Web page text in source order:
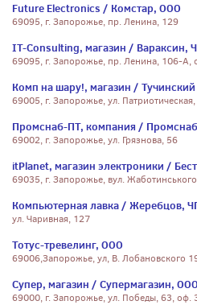
Future Electronics / Комстар, ООО
69095, г. Запорожье, пр. Ленина, 129
IT-Consulting, магазин / Вараксин,
69095, г. Запорожье, пр. Ленина, 106-А,
Комп на шару!, магазин /
69005, г. Запорожье, ул.
Промснаб-ПТ, компания /
69002, г. Запорожье, ул. Грязнова, 56
itPlanet, магазин электроники /
69035, г. Запорожье, вул.
Компьютерная лавка / Жеребцов,
ул. Чаривная, 127
Тотус-тревелинг, ООО
69006,Запорожье, ул, В. Лобановского
Супер, магазин / Супермагазин, ООО
69000, г. Запорожье, ул. Победы, 63, оф.